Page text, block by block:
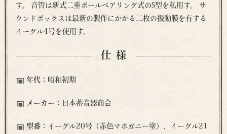
す。 音管は新式二重ボールベアリング式のS型を私用す。 サ
ウンドボックスは最新の製作にかかる二枚の振動膜を有する
イーグル4号を使用す。
仕様
年代： 昭和初期
メーカー： 日本蓄音器商会
型番： イーグル20号（赤色マホガニー塗）、イーグル21